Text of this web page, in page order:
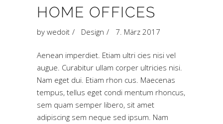
HOME OFFICES
by wedoit Design 7. März 2017
Aenean imperdiet. Etiam ultri cies nisi vel
augue. Curabitur ullam corper ultricies nisi.
Nam eget dui. Etiam rhon cus. Maecenas
tempus, tellus eget condi mentum rhoncus,
sem quam semper libero, sit amet
adipiscing sem neque sed ipsum. Nam